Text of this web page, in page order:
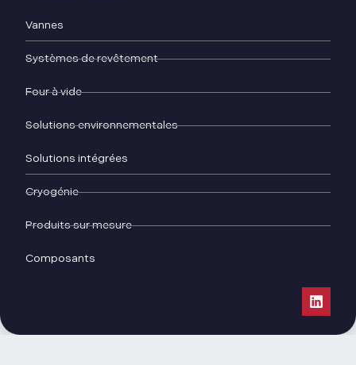
Vannes
Systèmes de revêtement
Four à vide
Solutions environnementales
Solutions intégrées
Cryogénie
Produits sur mesure
Composants